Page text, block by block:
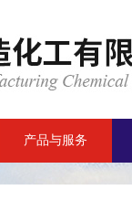
产品与服务